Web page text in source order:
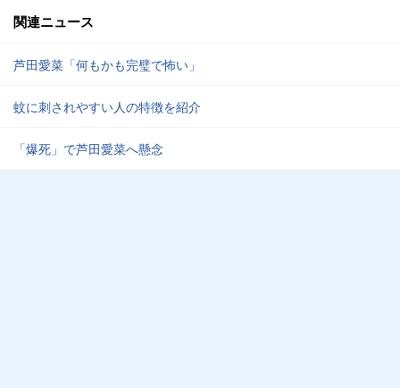
関連ニュース
芦田愛菜「何もかも完璧で怖い」
蚊に刺されやすい人の特徴を紹介
「爆死」で芦田愛菜へ懸念